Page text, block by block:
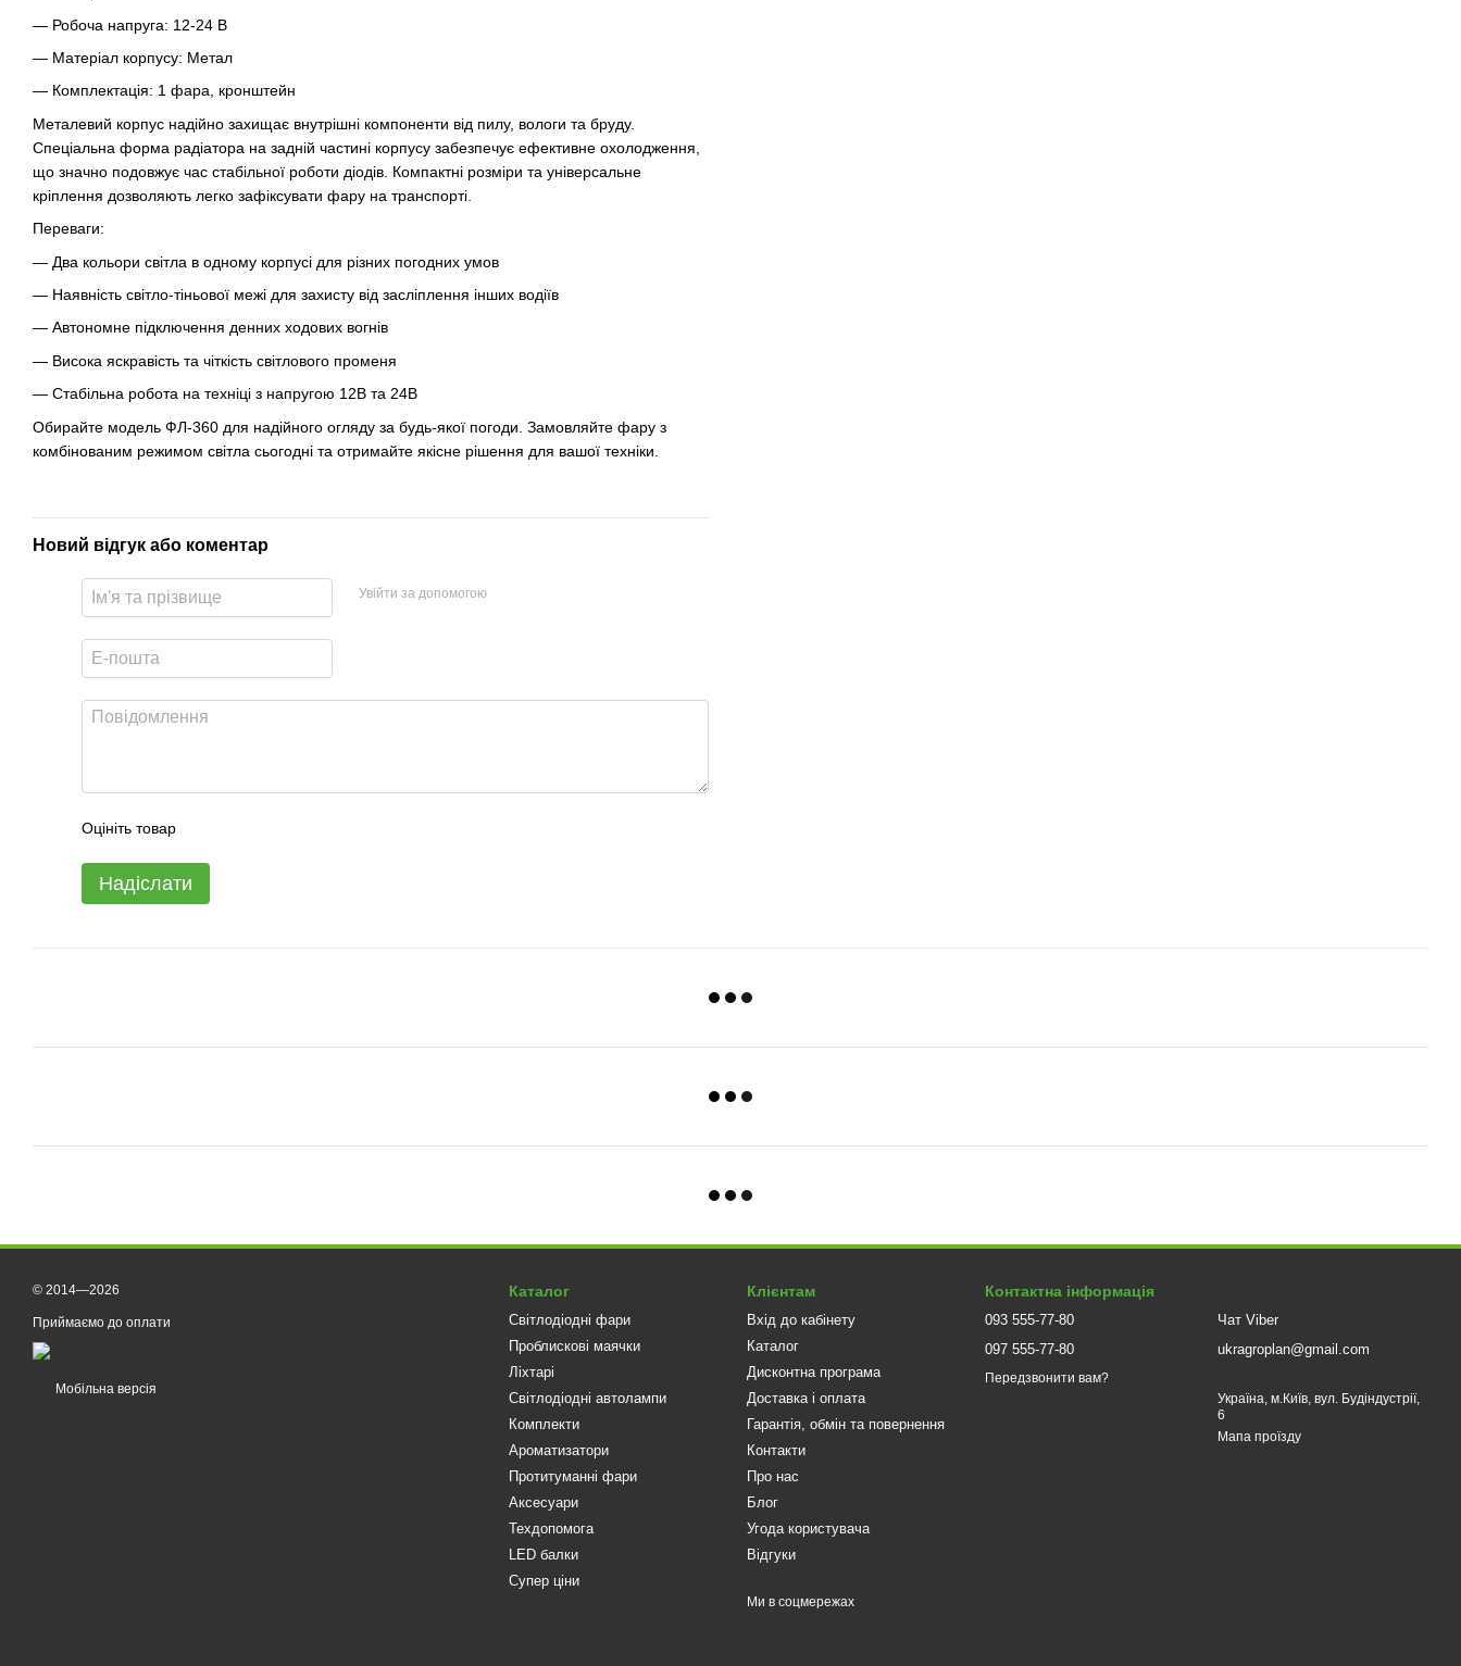
— Робоча напруга: 12-24 В
— Матеріал корпусу: Метал
— Комплектація: 1 фара, кронштейн
Металевий корпус надійно захищає внутрішні компоненти від пилу, вологи та бруду.
Спеціальна форма радіатора на задній частині корпусу забезпечує ефективне охолодження,
що значно подовжує час стабільної роботи діодів. Компактні розміри та універсальне
кріплення дозволяють легко зафіксувати фару на транспорті.
Переваги:
— Два кольори світла в одному корпусі для різних погодних умов
— Наявність світло-тіньової межі для захисту від засліплення інших водіїв
— Автономне підключення денних ходових вогнів
— Висока яскравість та чіткість світлового променя
— Стабільна робота на техніці з напругою 12В та 24В
Обирайте модель ФЛ-360 для надійного огляду за будь-якої погоди. Замовляйте фару з
комбінованим режимом світла сьогодні та отримайте якісне рішення для вашої техніки.
Новий відгук або коментар
Увійти за допомогою
Оцініть товар
Надіслати
© 2014—2026
Приймаємо до оплати
Мобільна версія
Каталог
Світлодіодні фари
Проблискові маячки
Ліхтарі
Світлодіодні автолампи
Комплекти
Ароматизатори
Протитуманні фари
Аксесуари
Техдопомога
LED балки
Супер ціни
Клієнтам
Вхід до кабінету
Каталог
Дисконтна програма
Доставка і оплата
Гарантія, обмін та повернення
Контакти
Про нас
Блог
Угода користувача
Відгуки
Ми в соцмережах
Контактна інформація
093 555-77-80
097 555-77-80
Передзвонити вам?
Чат Viber
ukragroplan@gmail.com
Україна, м.Київ, вул. Будіндустрії,
6
Мапа проїзду